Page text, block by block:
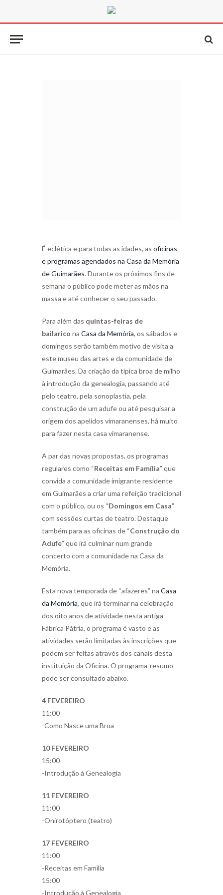
É eclética e para todas as idades, as oficinas
e programas agendados na Casa da Memória
de Guimarães. Durante os próximos fins de
semana o público pode meter as mãos na
massa e até conhecer o seu passado.
Para além das quintas-feiras de
bailarico na Casa da Memória, os sábados e
domingos serão também motivo de visita a
este museu das artes e da comunidade de
Guimarães. Da criação da típica broa de milho
à introdução da genealogia, passando até
pelo teatro, pela sonoplastia, pela
construção de um adufe ou até pesquisar a
origem dos apelidos vimaranenses, há muito
para fazer nesta casa vimaranense.
A par das novas propostas, os programas
regulares como “Receitas em Família” que
convida a comunidade imigrante residente
em Guimarães a criar uma refeição tradicional
com o público, ou os “Domingos em Casa”
com sessões curtas de teatro. Destaque
também para as oficinas de “Construção do
Adufe” que irá culminar num grande
concerto com a comunidade na Casa da
Memória.
Esta nova temporada de “afazeres” na Casa
da Memória, que irá terminar na celebração
dos oito anos de atividade nesta antiga
Fábrica Pátria, o programa é vasto e as
atividades serão limitadas às inscrições que
podem ser feitas através dos canais desta
instituição da Oficina. O programa-resumo
pode ser consultado abaixo.
4 FEVEREIRO
11:00
-Como Nasce uma Broa
10 FEVEREIRO
15:00
-Introdução à Genealogia
11 FEVEREIRO
11:00
-Onirotóptero (teatro)
17 FEVEREIRO
11:00
-Receitas em Família
15:00
-Introdução à Genealogia